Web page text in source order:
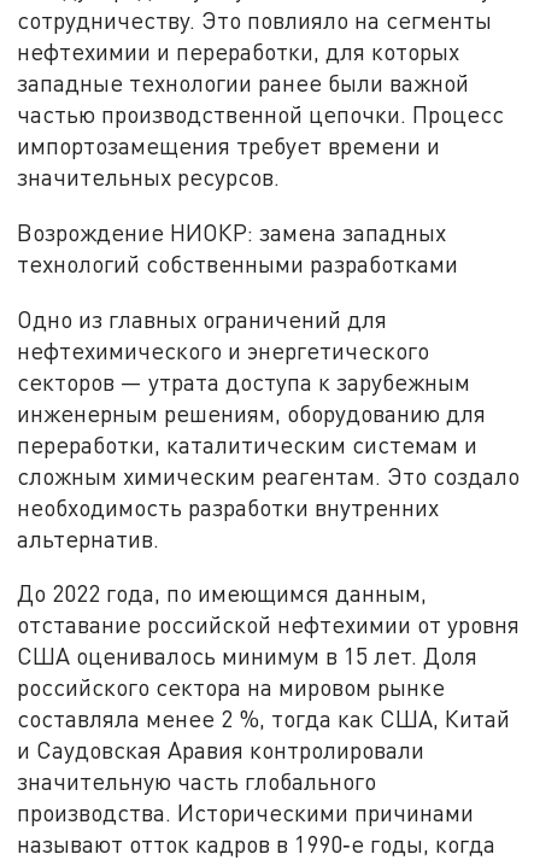
сотрудничеству. Это повлияло на сегменты
нефтехимии и переработки, для которых
западные технологии ранее были важной
частью производственной цепочки. Процесс
импортозамещения требует времени и
значительных ресурсов.
Возрождение НИОКР: замена западных
технологий собственными разработками
Одно из главных ограничений для
нефтехимического и энергетического
секторов — утрата доступа к зарубежным
инженерным решениям, оборудованию для
переработки, каталитическим системам и
сложным химическим реагентам. Это создало
необходимость разработки внутренних
альтернатив.
До 2022 года, по имеющимся данным,
отставание российской нефтехимии от уровня
США оценивалось минимум в 15 лет. Доля
российского сектора на мировом рынке
составляла менее 2 %, тогда как США, Китай
и Саудовская Аравия контролировали
значительную часть глобального
производства. Историческими причинами
называют отток кадров в 1990‑е годы, когда